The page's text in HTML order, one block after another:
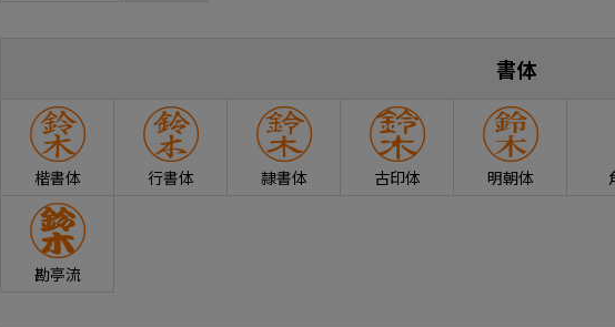
書体
楷書体 行書体 隷書体 古印体 明朝体
勘亭流